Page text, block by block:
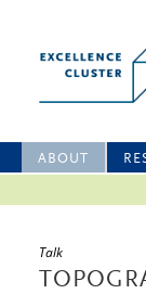
ABOUT
Talk